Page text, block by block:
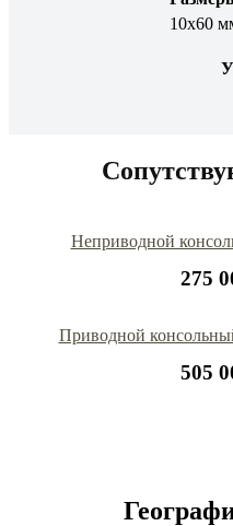
10х60
Неприводной
275
Приводной
505